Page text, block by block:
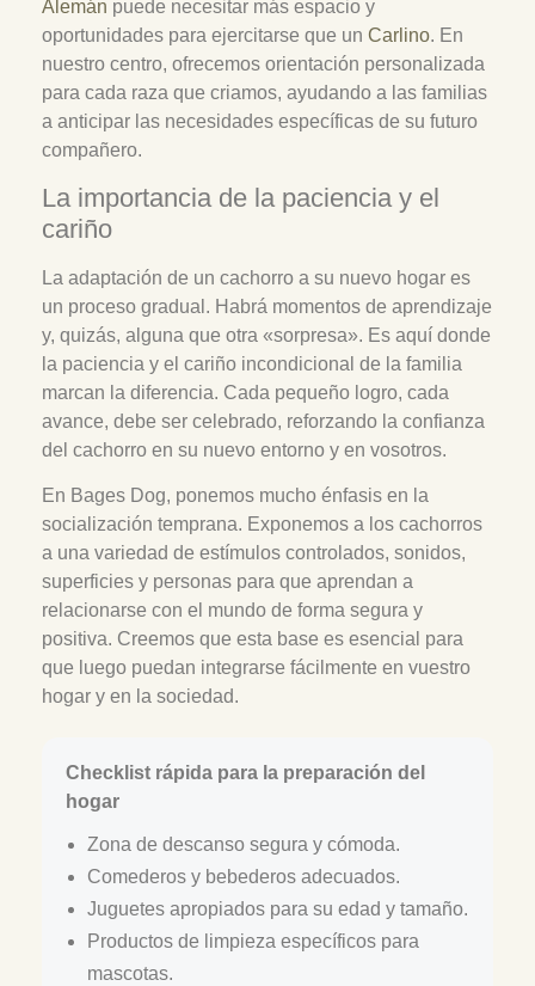
Alemán puede necesitar más espacio y
oportunidades para ejercitarse que un Carlino. En
nuestro centro, ofrecemos orientación personalizada
para cada raza que criamos, ayudando a las familias
a anticipar las necesidades específicas de su futuro
compañero.
La importancia de la paciencia y el
cariño
La adaptación de un cachorro a su nuevo hogar es
un proceso gradual. Habrá momentos de aprendizaje
y, quizás, alguna que otra «sorpresa». Es aquí donde
la paciencia y el cariño incondicional de la familia
marcan la diferencia. Cada pequeño logro, cada
avance, debe ser celebrado, reforzando la confianza
del cachorro en su nuevo entorno y en vosotros.
En Bages Dog, ponemos mucho énfasis en la
socialización temprana. Exponemos a los cachorros
a una variedad de estímulos controlados, sonidos,
superficies y personas para que aprendan a
relacionarse con el mundo de forma segura y
positiva. Creemos que esta base es esencial para
que luego puedan integrarse fácilmente en vuestro
hogar y en la sociedad.
Checklist rápida para la preparación del
hogar
Zona de descanso segura y cómoda.
Comederos y bebederos adecuados.
Juguetes apropiados para su edad y tamaño.
Productos de limpieza específicos para
mascotas.